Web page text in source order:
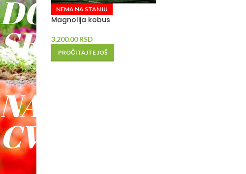
DO
SREĆE
-
NAŠE
CVEĆE
NEMA NA STANJU
Magnolija kobus
3,200.00RSD
PROČITAJTE JOŠ